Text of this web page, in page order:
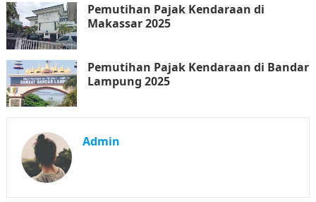
Pemutihan Pajak Kendaraan di
Makassar 2025
Pemutihan Pajak Kendaraan di Bandar
Lampung 2025
Admin